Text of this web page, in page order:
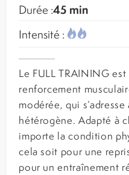
Durée :45 min
Intensité :
Le FULL TRAINING
renforcement
modérée, qui
hétérogène. Adapté à
importe la condition
cela soit pour une
pour un entraînement